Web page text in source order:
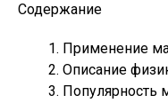
Содержание
Применение
Описание
Популярность